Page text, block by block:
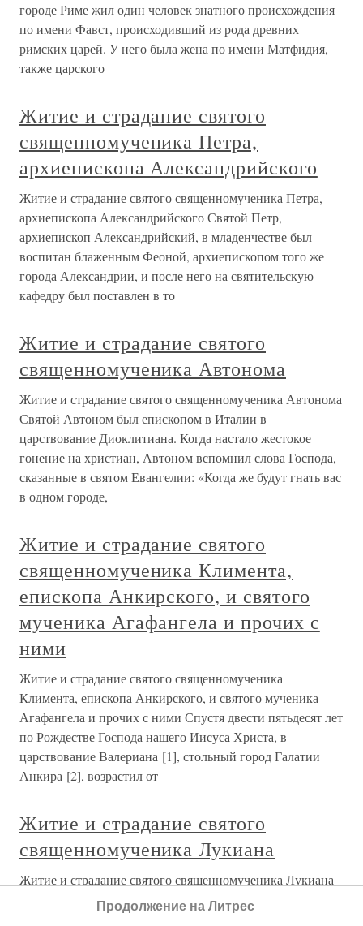
городе Риме жил один человек знатного происхождения
по имени Фавст, происходивший из рода древних
римских царей. У него была жена по имени Матфидия,
также царского
Житие и страдание святого
священномученика Петра,
архиепископа Александрийского
Житие и страдание святого священномученика Петра,
архиепископа Александрийского Святой Петр,
архиепископ Александрийский, в младенчестве был
воспитан блаженным Феоной, архиепископом того же
города Александрии, и после него на святительскую
кафедру был поставлен в то
Житие и страдание святого
священномученика Автонома
Житие и страдание святого священномученика Автонома
Святой Автоном был епископом в Италии в
царствование Диоклитиана. Когда настало жестокое
гонение на христиан, Автоном вспомнил слова Господа,
сказанные в святом Евангелии: «Когда же будут гнать вас
в одном городе,
Житие и страдание святого
священномученика Климента,
епископа Анкирского, и святого
мученика Агафангела и прочих с
ними
Житие и страдание святого священномученика
Климента, епископа Анкирского, и святого мученика
Агафангела и прочих с ними Спустя двести пятьдесят лет
по Рождестве Господа нашего Иисуса Христа, в
царствование Валериана [1], стольный город Галатии
Анкира [2], возрастил от
Житие и страдание святого
священномученика Лукиана
Житие и страдание святого священномученика Лукиана
Вспоминать победы преславных мучеников над
диаволом и слугами его и страдальческие деяния
Продолжение на Литрес